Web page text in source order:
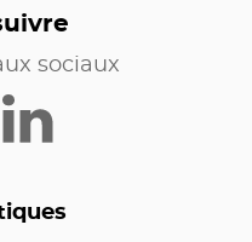
sociaux